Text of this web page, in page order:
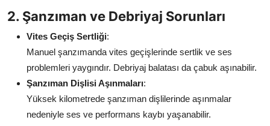
2. Şanzıman ve Debriyaj Sorunları
Vites Geçiş Sertliği:
Manuel şanzımanda vites geçişlerinde sertlik ve ses
problemleri yaygındır. Debriyaj balatası da çabuk aşınabilir.
Şanzıman Dişlisi Aşınmaları:
Yüksek kilometrede şanzıman dişlilerinde aşınmalar
nedeniyle ses ve performans kaybı yaşanabilir.